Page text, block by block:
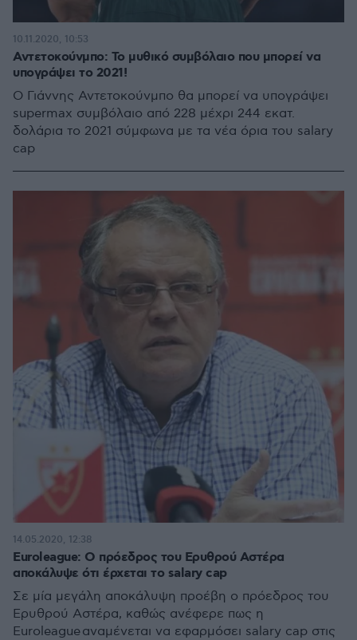
Αντετοκούνμπο: Το μυθικό συμβόλαιο που μπορεί να
υπογράψει το 2021!
Ο Γιάννης Αντετοκούνμπο θα μπορεί να υπογράψει
supermax συμβόλαιο από 228 μέχρι 244 εκατ.
δολάρια το 2021 σύμφωνα με τα νέα όρια του salary
cap
10.11.2020, 10:53
Euroleague: Ο πρόεδρος του Ερυθρού Αστέρα
αποκάλυψε ότι έρχεται το salary cap
Σε μία μεγάλη αποκάλυψη προέβη ο πρόεδρος του
Ερυθρού Αστέρα, καθώς ανέφερε πως η
Euroleague αναμένεται να εφαρμόσει salary cap στις
14.05.2020, 12:38